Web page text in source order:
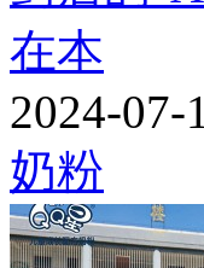
在本
2024-07-
奶粉